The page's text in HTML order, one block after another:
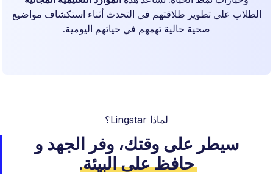
الطلاب على تطوير طلاقتهم في التحدث أثناء استكشاف مواضيع
صحية حالية تهمهم في حياتهم اليومية.
لماذا Lingstar؟
سيطر على وقتك، وفر الجهد و
حافظ على البيئة.